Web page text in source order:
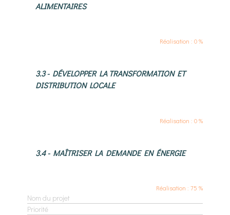
ALIMENTAIRES
Réalisation : 0 %
3.3 - DÉVELOPPER LA TRANSFORMATION ET
DISTRIBUTION LOCALE
Réalisation : 0 %
3.4 - MAÎTRISER LA DEMANDE EN ÉNERGIE
Réalisation : 75 %
Nom du projet
Priorité